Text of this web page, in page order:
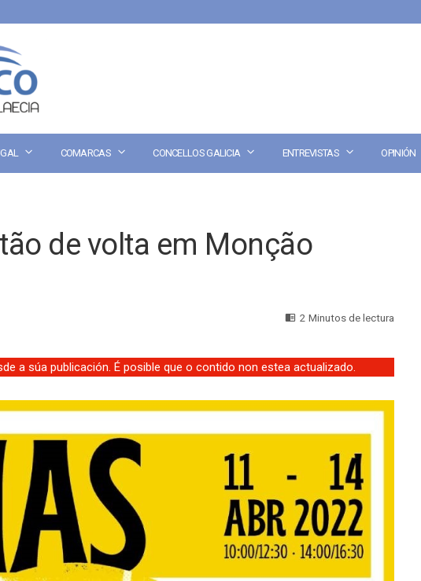
COMARCAS CONCELLOS GALICIA ENTREVISTAS OPINIÓN
de volta em Monção
2 Minutos de lectura
a súa publicación. É posible que o contido non estea actualizado.